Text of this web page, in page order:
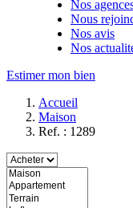
Nos
Nous
Nos avis
Nos
Estimer mon bien
Accueil
Maison
Ref. : 1289